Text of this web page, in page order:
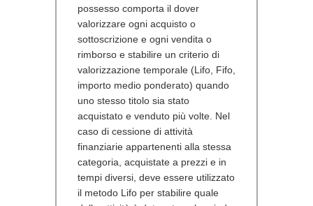
possesso comporta il dover
valorizzare ogni acquisto o
sottoscrizione e ogni vendita o
rimborso e stabilire un criterio di
valorizzazione temporale (Lifo, Fifo,
importo medio ponderato) quando
uno stesso titolo sia stato
acquistato e venduto più volte. Nel
caso di cessione di attività
finanziarie appartenenti alla stessa
categoria, acquistate a prezzi e in
tempi diversi, deve essere utilizzato
il metodo Lifo per stabilire quale